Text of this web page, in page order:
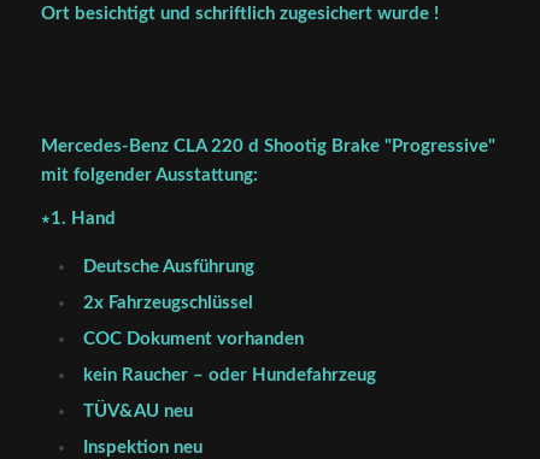
Ort besichtigt und schriftlich zugesichert wurde !
Mercedes-Benz CLA 220 d Shootig Brake "Progressive"
mit folgender Ausstattung:
∗1. Hand
Deutsche Ausführung
2x Fahrzeugschlüssel
COC Dokument vorhanden
kein Raucher – oder Hundefahrzeug
TÜV&AU neu
Inspektion neu